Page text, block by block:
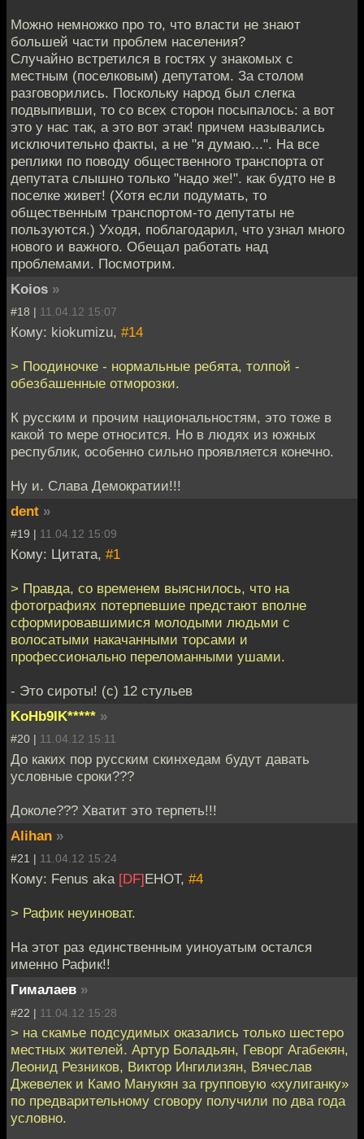
Можно немножко про то, что власти не знают
большей части проблем населения?
Случайно встретился в гостях у знакомых с
местным (поселковым) депутатом. За столом
разговорились. Поскольку народ был слегка
подвыпивши, то со всех сторон посыпалось: а вот
это у нас так, а это вот этак! причем назывались
исключительно факты, а не "я думаю...". На все
реплики по поводу общественного транспорта от
депутата слышно только "надо же!". как будто не в
поселке живет! (Хотя если подумать, то
общественным транспортом-то депутаты не
пользуются.) Уходя, поблагодарил, что узнал много
нового и важного. Обещал работать над
проблемами. Посмотрим.
Koios »
#18 | 11.04.12 15:07
Кому: kiokumizu, #14
> Поодиночке - нормальные ребята, толпой -
обезбашенные отморозки.
К русским и прочим национальностям, это тоже в
какой то мере относится. Но в людях из южных
республик, особенно сильно проявляется конечно.
Ну и. Слава Демократии!!!
dent »
#19 | 11.04.12 15:09
Кому: Цитата, #1
> Правда, со временем выяснилось, что на
фотографиях потерпевшие предстают вполне
сформировавшимися молодыми людьми с
волосатыми накачанными торсами и
профессионально переломанными ушами.
- Это сироты! (с) 12 стульев
KoHb9IK***** »
#20 | 11.04.12 15:11
До каких пор русским скинхедам будут давать
условные сроки???
Доколе??? Хватит это терпеть!!!
Alihan »
#21 | 11.04.12 15:24
Кому: Fenus aka [DF]EHOT, #4
> Рафик неуиноват.
На этот раз единственным уиноуатым остался
именно Рафик!!
Гималаев »
#22 | 11.04.12 15:28
> на скамье подсудимых оказались только шестеро
местных жителей. Артур Боладьян, Геворг Агабекян,
Леонид Резников, Виктор Ингилизян, Вячеслав
Джевелек и Камо Манукян за групповую «хулиганку»
по предварительному сговору получили по два года
условно.